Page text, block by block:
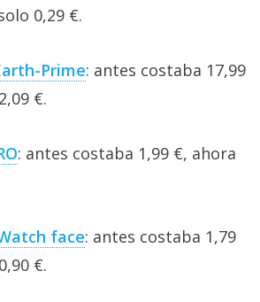
0,29 €.
Prime: antes costaba 17,99
€.
: antes costaba 1,99 €, ahora
face: antes costaba 1,79
€.